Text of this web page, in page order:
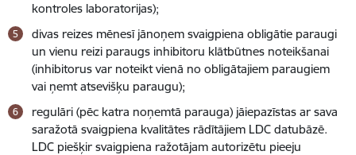
kontroles laboratorijas);
divas reizes mēnesī jānoņem svaigpiena obligātie paraugi
un vienu reizi paraugs inhibitoru klātbūtnes noteikšanai
(inhibitorus var noteikt vienā no obligātajiem paraugiem
vai ņemt atsevišķu paraugu);
regulāri (pēc katra noņemtā parauga) jāiepazīstas ar sava
saražotā svaigpiena kvalitātes rādītājiem LDC datubāzē.
LDC piešķir svaigpiena ražotājam autorizētu pieeju